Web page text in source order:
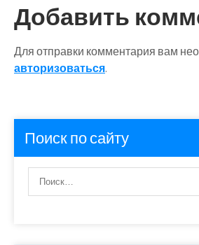
Добавить
Для отправки комментария вам
авторизоваться.
Поиск по сайту